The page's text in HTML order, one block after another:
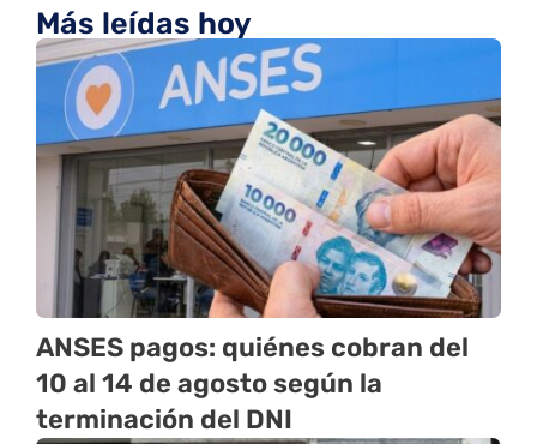
Más leídas hoy
ANSES pagos: quiénes cobran del
10 al 14 de agosto según la
terminación del DNI